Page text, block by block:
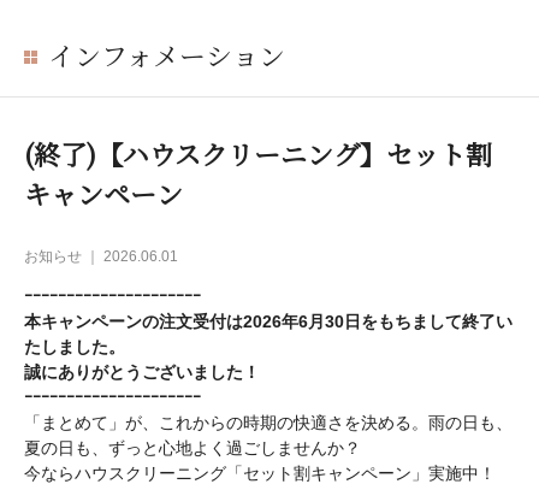
インフォメーション
(終了)【ハウスクリーニング】セット割
キャンペーン
お知らせ ｜ 2026.06.01
ｰｰｰｰｰｰｰｰｰｰｰｰｰｰｰｰｰｰｰｰｰ
本キャンペーンの注文受付は2026年6月30日をもちまして終了い
たしました。
誠にありがとうございました！
ｰｰｰｰｰｰｰｰｰｰｰｰｰｰｰｰｰｰｰｰｰ
「まとめて」が、これからの時期の快適さを決める。雨の日も、
夏の日も、ずっと心地よく過ごしませんか？
今ならハウスクリーニング「セット割キャンペーン」実施中！